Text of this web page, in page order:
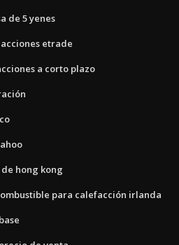
de 5 yenes
etrade
a corto plazo
hong kong
para calefacción irlanda